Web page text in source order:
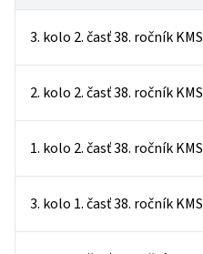
3. kolo 2. časť 38. ročník KMS
2. kolo 2. časť 38. ročník KMS
1. kolo 2. časť 38. ročník KMS
3. kolo 1. časť 38. ročník KMS